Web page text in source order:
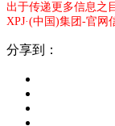
出于传递更多信息之
XPJ·(中国)集团-官网
分享到：